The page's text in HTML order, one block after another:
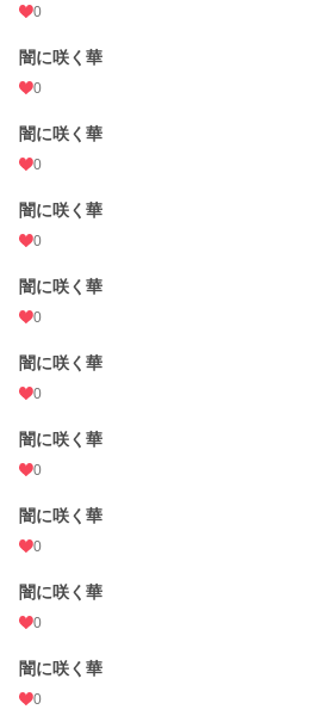
初回公開日時
初回完結日時
週間ポイント
月間ポイント
累計ポイント
0
闇に咲く華
0
闇に咲く華
0
闇に咲く華
0
闇に咲く華
0
闇に咲く華
0
闇に咲く華
0
闇に咲く華
0
闇に咲く華
0
闇に咲く華
0